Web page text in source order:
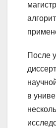
После
в